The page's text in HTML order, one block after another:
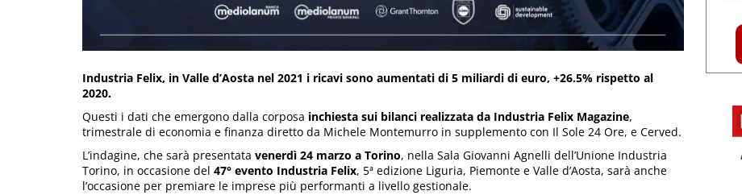
Industria Felix, in Valle d’Aosta nel 2021 i ricavi sono aumentati di 5 miliardi di euro, +26.5% rispetto al
2020.
Questi i dati che emergono dalla corposa inchiesta sui bilanci realizzata da Industria Felix Magazine,
trimestrale di economia e finanza diretto da Michele Montemurro in supplemento con Il Sole 24 Ore, e Cerved.
L’indagine, che sarà presentata venerdì 24 marzo a Torino, nella Sala Giovanni Agnelli dell’Unione Industria
Torino, in occasione del 47° evento Industria Felix, 5ª edizione Liguria, Piemonte e Valle d’Aosta, sarà anche
l’occasione per premiare le imprese più performanti a livello gestionale.